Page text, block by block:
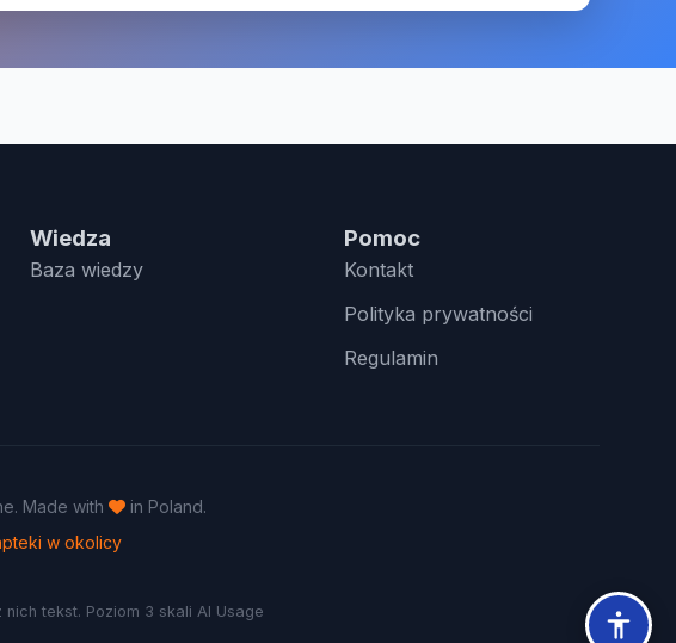
Wiedza
Baza wiedzy
Pomoc
Kontakt
Polityka prywatności
Regulamin
Made with
in Poland.
w okolicy
tekst. Poziom 3 skali AI Usage